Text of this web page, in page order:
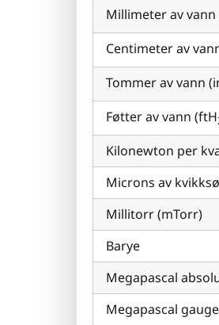
Millimeter av vann
Centimeter av
Tommer av vann
Føtter av vann (ftH
Kilonewton per
Microns av
Millitorr (mTorr)
Barye
Megapascal
Megapascal